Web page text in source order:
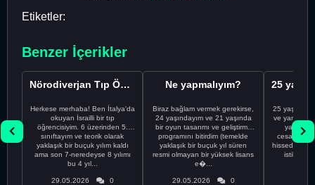
Etiketler:
Benzer İçerikler
Nörodiverjan Tıp Öğrencisi Yeni Bir Yol Arıyor
Herkese merhaba! Ben İtalya'da
okuyan İsrailli bir tıp
öğrencisiyim. 6 üzerinden 5.
sınıftayım ve teorik olarak
yaklaşık bir buçuk yılım kaldı
ama son 7-neredeyse 8 yılımı
bu 4 yıl...
29.05.2026 0
Ne yapmalıyım?
Biraz bağlam vermek gerekirse,
24 yaşındayım ve 21 yaşında
bir oyun tasarımı ve geliştirme
programını bitirdim (temelde
yaklaşık bir buçuk yıl süren
resmi olmayan bir yüksek lisans
e�...
29.05.2026 0
25
ve yanlış
cesaretimin